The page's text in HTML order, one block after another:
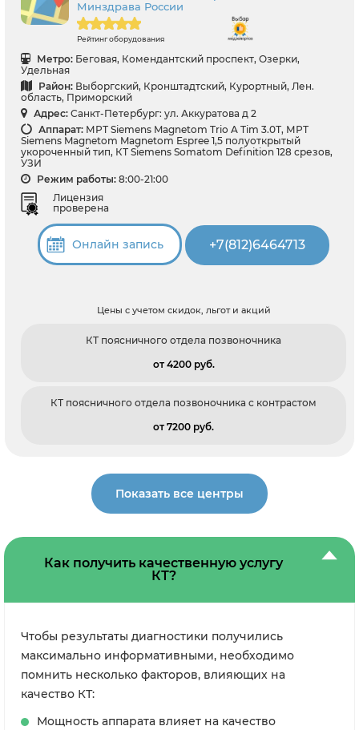
Минздрава России
Рейтинг оборудования
Метро: Беговая, Комендантский проспект, Озерки,
Удельная
Район: Выборгский, Кронштадтский, Курортный, Лен.
область, Приморский
Адрес: Санкт-Петербург: ул. Аккуратова д 2
Аппарат: МРТ Siemens Magnetom Trio A Tim 3.0Т, МРТ
Siemens Magnetom Magnetom Espree 1,5 полуоткрытый
укороченный тип, КТ Siemens Somatom Definition 128 срезов,
УЗИ
Режим работы: 8:00-21:00
Лицензия
проверена
Онлайн запись +7(812)6464713
Цены с учетом скидок, льгот и акций
КТ поясничного отдела позвоночника
от 4200 pуб.
КТ поясничного отдела позвоночника с контрастом
от 7200 pуб.
Показать все центры
Как получить качественную услугу
КТ?
Чтобы результаты диагностики получились
максимально информативными, необходимо
помнить несколько факторов, влияющих на
качество КТ:
Мощность аппарата влияет на качество